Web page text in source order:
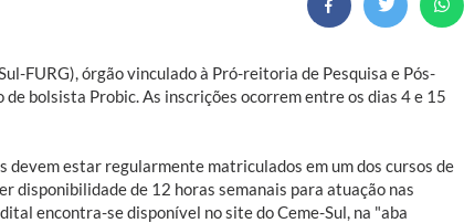
FURG), órgão vinculado à Pró-reitoria de Pesquisa e Pós-
bolsista Probic. As inscrições ocorrem entre os dias 4 e 15
devem estar regularmente matriculados em um dos cursos de
disponibilidade de 12 horas semanais para atuação nas
encontra-se disponível no site do Ceme-Sul, na "aba